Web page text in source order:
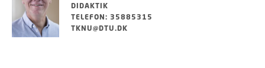
DIDAKTIK
TELEFON: 35885315
TKNU@DTU.DK